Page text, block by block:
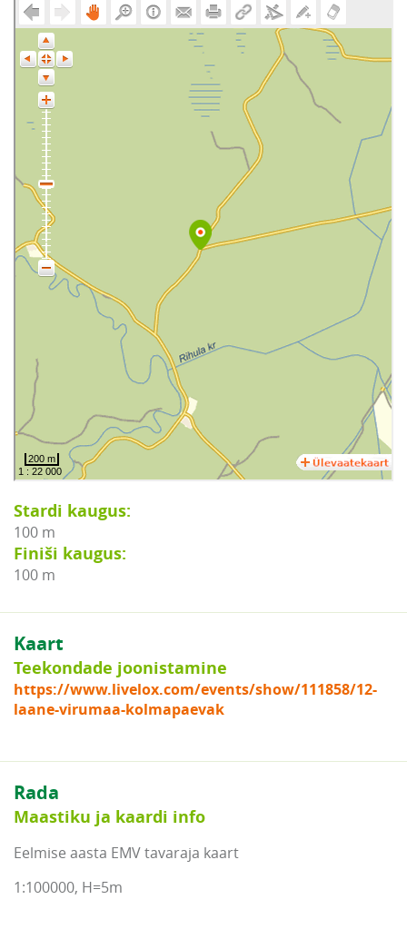
Stardi kaugus:
100 m
Finiši kaugus:
100 m
Kaart
Teekondade joonistamine
https://www.livelox.com/events/show/111858/12-
laane-virumaa-kolmapaevak
Rada
Maastiku ja kaardi info
Eelmise aasta EMV tavaraja kaart
1:100000, H=5m